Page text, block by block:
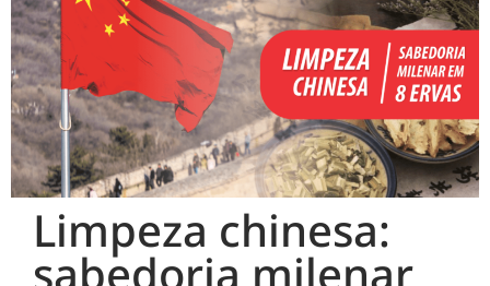
Limpeza chinesa:
sabedoria milenar